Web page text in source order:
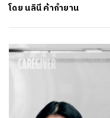
โดย นลินี ค้ากำยาน